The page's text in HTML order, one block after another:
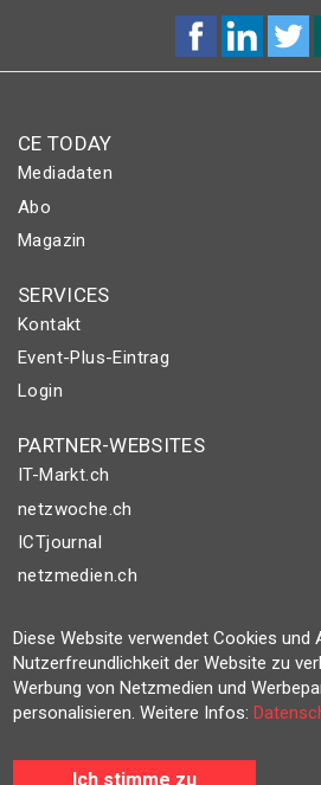
CE TODAY
Mediadaten
Abo
Magazin
SERVICES
Kontakt
Event-Plus-Eintrag
Login
PARTNER-WEBSITES
IT-Markt.ch
netzwoche.ch
ICTjournal
netzmedien.ch
© NETZMEDIEN AG 2026
Impressum
AGB
Datenschutzerklärung
Diese Website verwendet Cookies und
Nutzerfreundlichkeit der Website zu
Werbung von Netzmedien und
personalisieren. Weitere Infos:
Ich stimme zu